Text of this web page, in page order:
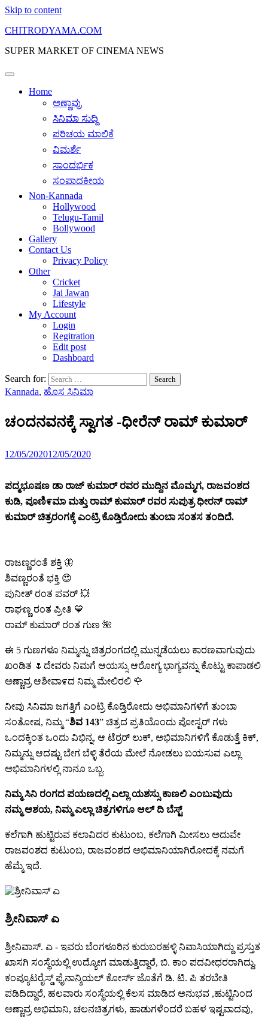
Skip to content
CHITRODYAMA.COM
SUPER MARKET OF CINEMA NEWS
Home
ಅಣ್ಣಾವ್ರು
ಸಿನಿಮಾ ಸುದ್ದಿ
ಪರಿಚಯ ಮಾಲಿಕೆ
ವಿಮರ್ಶೆ
ಸಾಂದರ್ಭಿಕ
ಸಂಪಾದಕೀಯ
Non-Kannada
Hollywood
Telugu-Tamil
Bollywood
Gallery
Contact Us
Privacy Policy
Other
Cricket
Jai Jawan
Lifestyle
My Account
Login
Regitration
Edit post
Dashboard
Search for:
Kannada, ಹೊಸ ಸಿನಿಮಾ
ಚಂದನವನಕ್ಕೆ ಸ್ವಾಗತ -ಧೀರೆನ್ ರಾಮ್ ಕುಮಾರ್
12/05/202012/05/2020
ಪದ್ಮಭೂಷಣ ಡಾ ರಾಜ್ ಕುಮಾರ್ ರವರ ಮುದ್ದಿನ ಮೊಮ್ಮಗ, ರಾಜವಂಶದ
ಕುಡಿ, ಪೂಣಿ೯ಮಾ ಮತ್ತು ರಾಮ್ ಕುಮಾರ್ ರವರ ಸುಪುತ್ರ ಧೀರನ್ ರಾಮ್
ಕುಮಾರ್ ಚಿತ್ರರಂಗಕ್ಕೆ ಎಂಟ್ರಿ ಕೊಡ್ತಿರೋದು ತುಂಬಾ ಸಂತಸ ತಂದಿದೆ.
ರಾಜಣ್ಣರಂತೆ ಶಕ್ತಿ 🦋
ಶಿವಣ್ಣರಂತೆ ಭಕ್ತಿ 😍
ಪುನೀತ್ ರಂತ ಪವರ್ 💥
ರಾಘಣ್ಣ ರಂತ ಪ್ರೀತಿ 💙
ರಾಮ್ ಕುಮಾರ್ ರಂತ ಗುಣ 🌺
ಈ 5 ಗುಣಗಳೂ ನಿಮ್ಮನ್ನು ಚಿತ್ರರಂಗದಲ್ಲಿ ಮುನ್ನಡೆಯಲು ಕಾರಣವಾಗುವುದು
ಖಂಡಿತ 🌷ದೇವರು ನಿಮಗೆ ಆಯಸ್ಸು ಆರೋಗ್ಯ ಭಾಗ್ಯವನ್ನು ಕೊಟ್ಟು ಕಾಪಾಡಲಿ
ಅಣ್ಣಾವ್ರ ಆಶೀವಾ೯ದ ನಿಮ್ಮ ಮೇಲಿರಲಿ 🌹
ನೀವು ಸಿನಿಮಾ ಜಗತ್ತಿಗೆ ಎಂಟ್ರಿ ಕೊಡ್ತಿರೋದು ಅಭಿಮಾನಿಗಳಿಗೆ ತುಂಬಾ
ಸಂತೋಷ, ನಿಮ್ಮ “ಶಿವ 143” ಚಿತ್ರದ ಪ್ರತಿಯೊಂದು ಪೋಸ್ಟರ್ ಗಳು
ಒಂದಕ್ಕಿಂತ ಒಂದು ವಿಭಿನ್ನ, ಆ ಟೆರ್ರರ್ ಲುಕ್, ಅಭಿಮಾನಿಗಳಿಗೆ ಕೊಡುತ್ತೆ ಕಿಕ್,
ನಿಮ್ಮನ್ನು ಆದಷ್ಟು ಬೇಗ ಬೆಳ್ಳಿ ತೆರೆಯ ಮೇಲೆ ನೋಡಲು ಬಯಸುವ ಎಲ್ಲಾ
ಅಭಿಮಾನಿಗಳಲ್ಲಿ ನಾನೂ ಒಬ್ಬ.
ನಿಮ್ಮ ಸಿನಿ ರಂಗದ ಪಯಣದಲ್ಲಿ ಎಲ್ಲಾ ಯಶಸ್ಸು ಕಾಣಲಿ ಎಂಬುವುದು
ನಮ್ಮ ಆಶಯ, ನಿಮ್ಮ ಎಲ್ಲಾ ಚಿತ್ರಗಳಿಗೂ ಆಲ್ ದಿ ಬೆಸ್ಟ್
ಕಲೆಗಾಗಿ ಹುಟ್ಟಿರುವ ಕಲಾವಿದರ ಕುಟುಂಬ, ಕಲೆಗಾಗಿ ಮೀಸಲು ಅದುವೇ
ರಾಜವಂಶದ ಕುಟುಂಬ, ರಾಜವಂಶದ ಅಭಿಮಾನಿಯಾಗಿರೋದಕ್ಕೆ ನಮಗೆ
ಹೆಮ್ಮೆ ಇದೆ.
ಶ್ರೀನಿವಾಸ್ ಎ
ಶ್ರೀನಿವಾಸ್. ಎ - ಇವರು ಬೆಂಗಳೂರಿನ ಕುರುಬರಹಳ್ಳಿ ನಿವಾಸಿಯಾಗಿದ್ದು ಪ್ರಸ್ತುತ
ಖಾಸಗಿ ಸಂಸ್ಥೆಯಲ್ಲಿ ಉದ್ಯೋಗ ಮಾಡುತ್ತಿದ್ದಾರೆ, ಬಿ. ಕಾಂ ಪದವೀಧರರಾಗಿದ್ದು,
ಕಂಪ್ಯೂಟರೈಸ್ಡ್ ಫೈನಾನ್ಶಿಯಲ್ ಕೋರ್ಸ್ ಜೊತೆಗೆ ಡಿ. ಟಿ. ಪಿ ತರಬೇತಿ
ಪಡಿದಿದ್ದಾರೆ, ಹಲವಾರು ಸಂಸ್ಥೆಯಲ್ಲಿ ಕೆಲಸ ಮಾಡಿದ ಅನುಭವ ,ಹುಟ್ಟಿನಿಂದ
ಅಣ್ಣಾವ್ರ ಅಭಿಮಾನಿ, ಚಲನಚಿತ್ರಗಳು, ಹಾಡುಗಳೆಂದರೆ ಬಹಳ ಇಷ್ಟವಾದವು,